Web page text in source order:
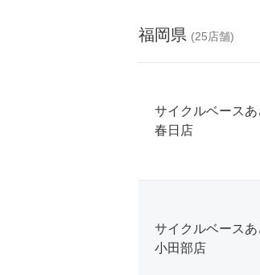
スポーツウェ
ューズ)
駐車場有
福岡県 25
サイクルベースあ
春日店
サイクルベースあ
小田部店